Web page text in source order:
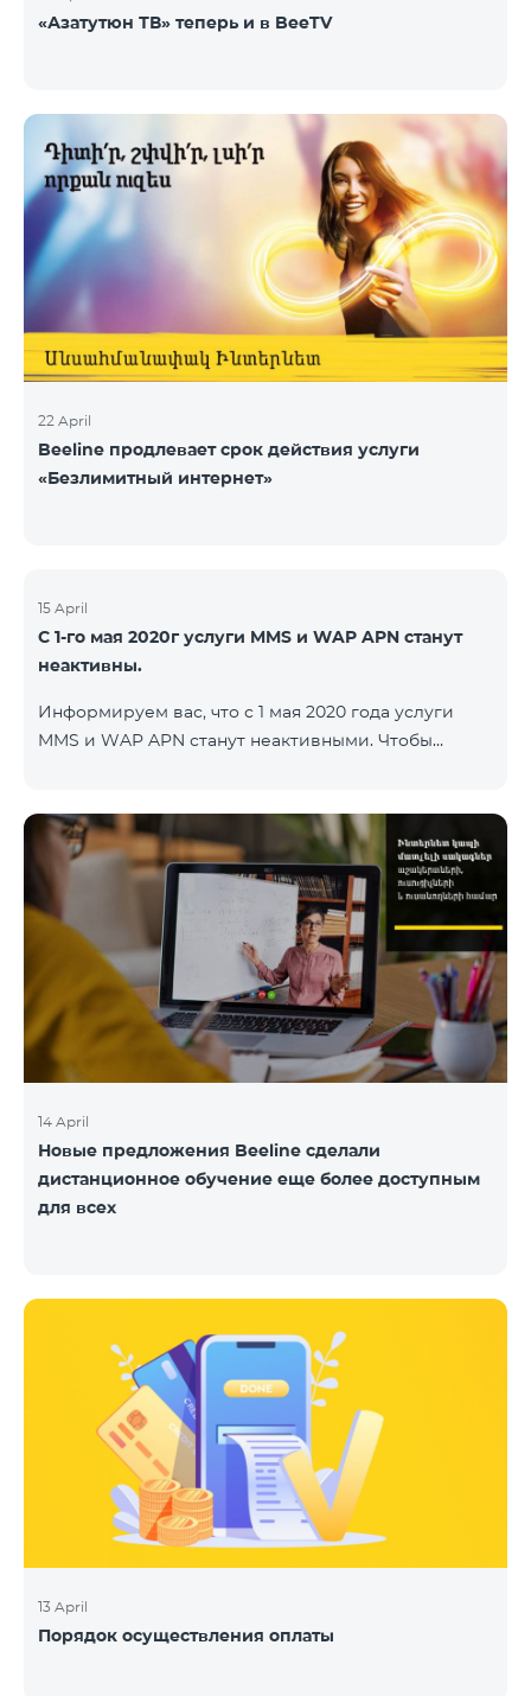
«Азатутюн ТВ» теперь и в BeeTV
22 April
Beeline продлевает срок действия услуги
«Безлимитный интернет»
15 April
С 1-го мая 2020г услуги MMS и WAP APN станут
неактивны.
Информируем вас, что с 1 мая 2020 года услуги
MMS и WAP APN станут неактивными. Чтобы
internet.beeline.am и удалить поля Port, Proxy,
Password. Подробности: 0611
14 April
Новые предложения Beeline сделали
дистанционное обучение еще более доступным
для всех
13 April
Порядок осуществления оплаты